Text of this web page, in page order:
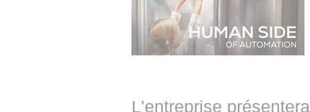
L'entreprise